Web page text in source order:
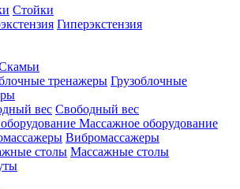
Стойки
Гиперэкстензия
Грузоблочные
Свободный вес
Массажное оборудование
Вибромассажеры
Массажные столы